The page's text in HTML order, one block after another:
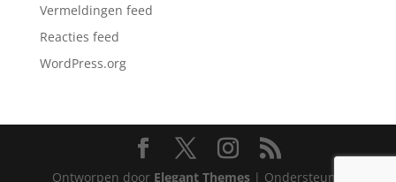
Vermeldingen feed
Reacties feed
WordPress.org
Ontworpen door Elegant Themes| Ondersteund